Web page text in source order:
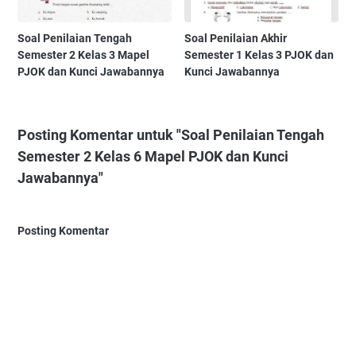
Soal Penilaian Tengah
Semester 2 Kelas 3 Mapel
PJOK dan Kunci Jawabannya
Soal Penilaian Akhir
Semester 1 Kelas 3 PJOK dan
Kunci Jawabannya
Posting Komentar untuk "Soal Penilaian Tengah
Semester 2 Kelas 6 Mapel PJOK dan Kunci
Jawabannya"
Posting Komentar